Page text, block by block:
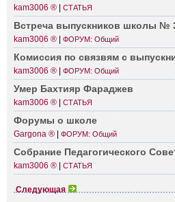
kam3006 ® СТАТЬЯ
Встреча выпус­кников школы №
kam3006 ® ФОРУМ: Общий
Комиссия по связвям с
kam3006 ® ФОРУМ: Общий
Умер Бахтияр Фараджев
kam3006 ® СТАТЬЯ
Форумы о школе
Gargona ® ФОРУМ: Общий
Собрание Педаг­огического
kam3006 ® СТАТЬЯ
Следующая